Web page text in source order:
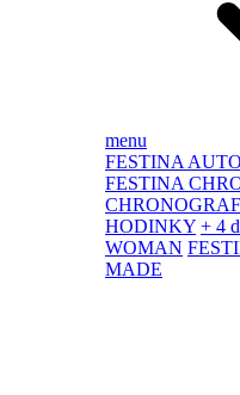
menu
FESTINA
FESTINA
CHRONOGRAF
HODINKY + 4
WOMAN
MADE